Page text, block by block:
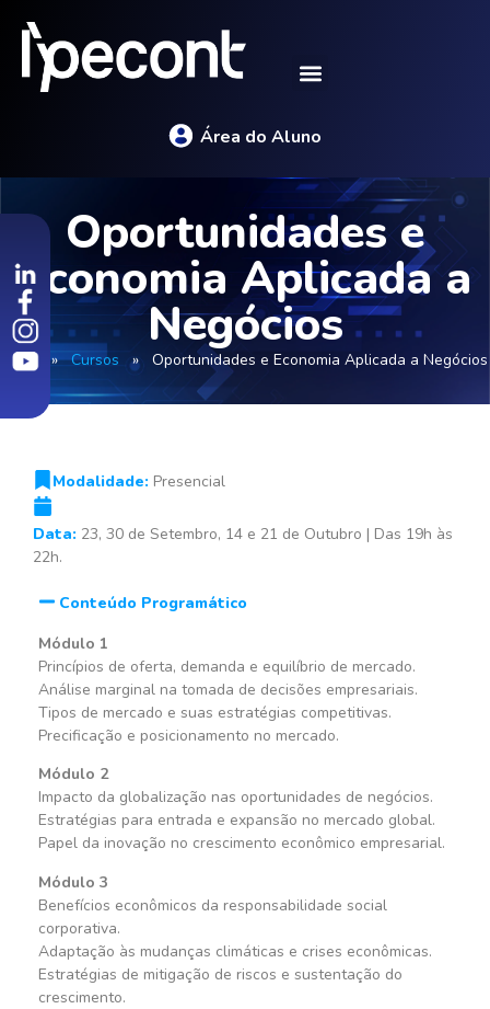
Área do Aluno
Oportunidades e
Economia Aplicada a
Negócios
Início»Cursos » Oportunidades e Economia Aplicada a Negócios
Modalidade: Presencial
Data: 23, 30 de Setembro, 14 e 21 de Outubro | Das 19h às
22h.
Conteúdo Programático
Módulo 1
Princípios de oferta, demanda e equilíbrio de mercado.
Análise marginal na tomada de decisões empresariais.
Tipos de mercado e suas estratégias competitivas.
Precificação e posicionamento no mercado.
Módulo 2
Impacto da globalização nas oportunidades de negócios.
Estratégias para entrada e expansão no mercado global.
Papel da inovação no crescimento econômico empresarial.
Módulo 3
Benefícios econômicos da responsabilidade social
corporativa.
Adaptação às mudanças climáticas e crises econômicas.
Estratégias de mitigação de riscos e sustentação do
crescimento.